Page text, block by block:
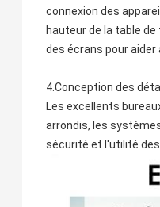
connexion des
hauteur de la table
des écrans pour
4.Conception des
Les excellents
arrondis, les
sécurité et l'utilité